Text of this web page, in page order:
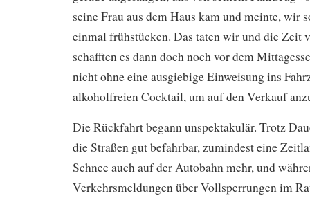
seine Frau aus dem Haus kam und meinte, wir
einmal frühstücken. Das taten wir und die Zeit
schafften es dann doch noch vor dem
nicht ohne eine ausgiebige Einweisung ins
alkoholfreien Cocktail, um auf den Verkauf
Die Rückfahrt begann unspektakulär. Trotz
die Straßen gut befahrbar, zumindest eine
Schnee auch auf der Autobahn mehr, und
Verkehrsmeldungen über Vollsperrungen im